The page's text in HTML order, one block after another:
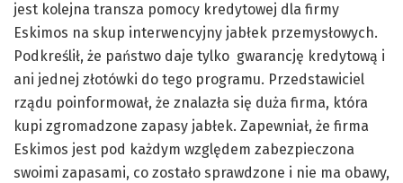
jest kolejna transza pomocy kredytowej dla firmy
Eskimos na skup interwencyjny jabłek przemysłowych.
Podkreślił, że państwo daje tylko gwarancję kredytową i
ani jednej złotówki do tego programu. Przedstawiciel
rządu poinformował, że znalazła się duża firma, która
kupi zgromadzone zapasy jabłek. Zapewniał, że firma
Eskimos jest pod każdym względem zabezpieczona
swoimi zapasami, co zostało sprawdzone i nie ma obawy,